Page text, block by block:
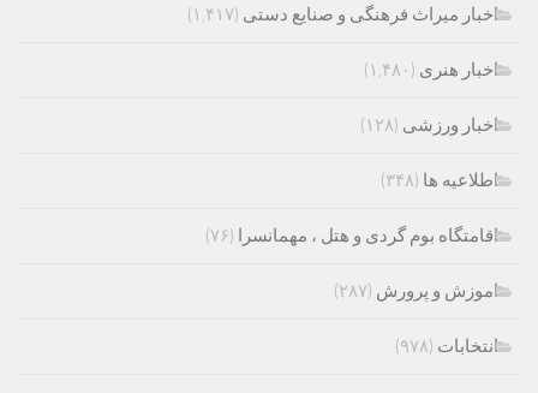
اخبار میراث فرهنگی و صنایع دستی (۱,۴۱۷)
اخبار هنری (۱,۴۸۰)
اخبار ورزشی (۱۲۸)
اطلاعیه ها (۳۴۸)
اقامتگاه بوم گردی و هتل ، مهمانسرا (۷۶)
اموزش و پرورش (۲۸۷)
انتخابات (۹۷۸)